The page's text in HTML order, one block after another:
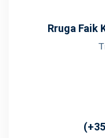
Rruga Faik